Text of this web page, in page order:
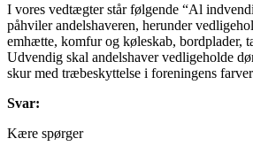
I vores vedtægter står følgende “Al
påhviler andelshaveren, herunder
emhætte, komfur og køleskab, bordplader,
Udvendig skal andelshaver vedligeholde
skur med træbeskyttelse i foreningens
Svar:
Kære spørger